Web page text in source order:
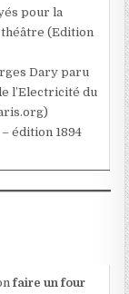
pour la
(Edition
Dary paru
l’Electricité du
édition 1894
faire un four